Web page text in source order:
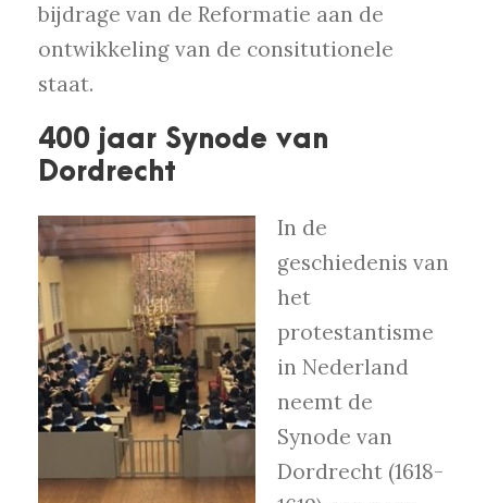
bijdrage van de Reformatie aan de
ontwikkeling van de consitutionele
staat.
400 jaar Synode van
Dordrecht
In de
geschiedenis van
het
protestantisme
in Nederland
neemt de
Synode van
Dordrecht (1618-